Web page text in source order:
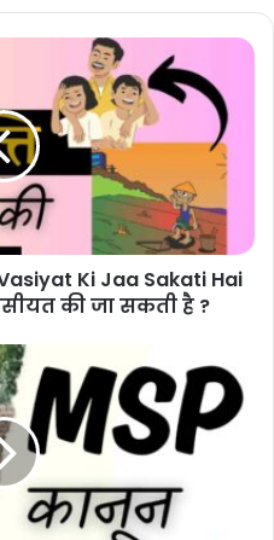
Ki Jaa Sakati Hai
की जा सकती है ?